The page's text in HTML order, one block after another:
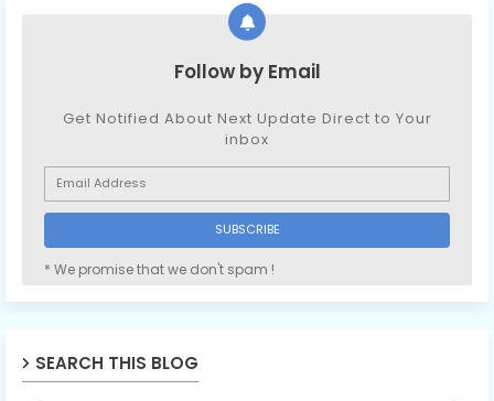
Follow by Email
Get Notified About Next Update Direct to Your
inbox
* We promise that we don't spam !
SEARCH THIS BLOG